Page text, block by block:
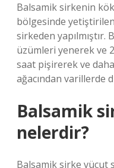
Balsamik sirkenin
bölgesinde
sirkeden
üzümleri yenerek ve
saat pişirerek ve
ağacından varillerde
Balsamik
nelerdir?
Balsamik sirke vücut